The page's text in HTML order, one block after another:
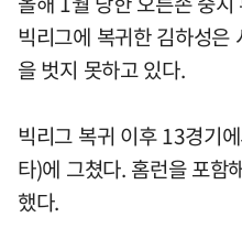
빅리그에 복귀한 김하성은
을 벗지 못하고 있다.
빅리그 복귀 이후 13경기
타)에 그쳤다. 홈런을 포함
했다.